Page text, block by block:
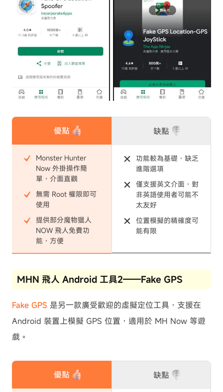
優點
Monster Hunter
Now 外掛操作簡
單，介面直觀
無需 Root 權限即可
使用
提供部分魔物獵人
NOW 飛人免費功
能，方便
缺點
功能較為基礎，缺乏
進階選項
僅支援英文介面，對
非英語使用者可能不
太友好
位置模擬的精確度可
能有限
MHN 飛人 Android 工具2——Fake GPS
Fake GPS 是另一款廣受歡迎的虛擬定位工具，支援在
Android 裝置上模擬 GPS 位置，適用於 MH Now 等遊
戲。
優點 缺點